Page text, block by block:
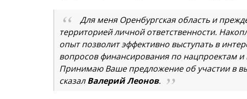
Для меня Оренбургская область и
территорией личной ответственности.
опыт позволит эффективно выступать в
вопросов финансирования по нацпроектам
Принимаю Ваше предложение об участии в
сказалВалерий Леонов.